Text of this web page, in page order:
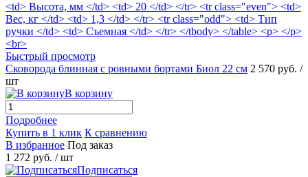
Быстрый просмотр
Сковорода блинная с ровными бортами Биол 22 см 2 570 руб. /
шт
В корзину
Подробнее
Купить в 1 клик К сравнению
В избранное Под заказ
1 272 руб. / шт
Подписаться